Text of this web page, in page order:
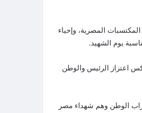
المصرية، وإحياء
يوم الشهيد.
اعتزاز الرئيس والوطن
الوطن وهم شهداء مصر